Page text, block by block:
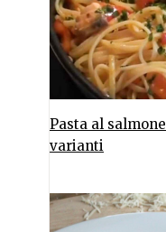
Pasta al
varianti